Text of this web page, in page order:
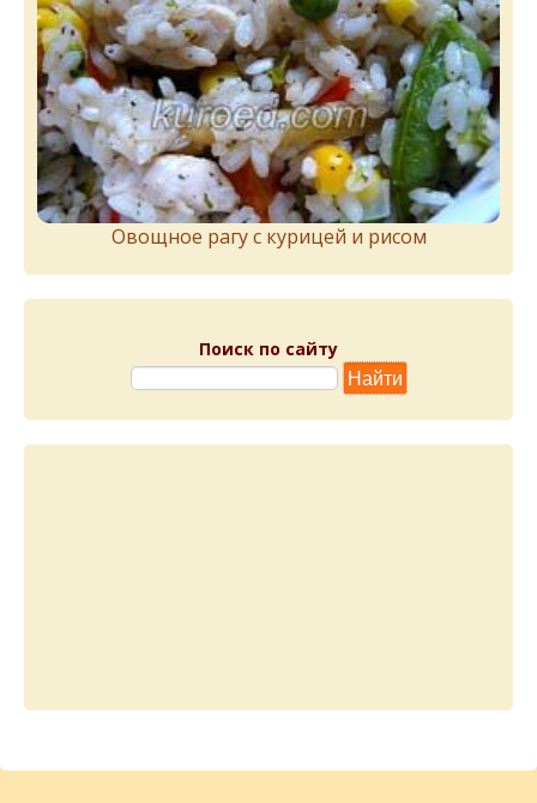
Овощное рагу с курицей и рисом
Поиск по сайту